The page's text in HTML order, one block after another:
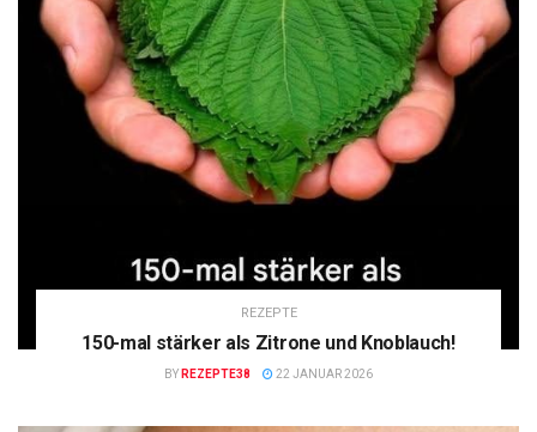
REZEPTE
150-mal stärker als Zitrone und Knoblauch!
BY REZEPTE38 22 JANUAR 2026